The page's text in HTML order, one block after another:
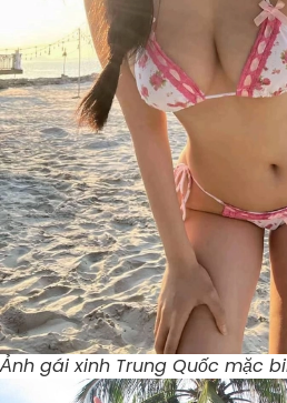
Ảnh gái xinh Trung Quốc mặc